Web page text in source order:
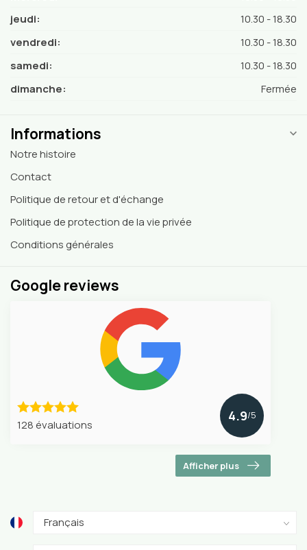
jeudi:
10.30 - 18.30
vendredi:
10.30 - 18.30
samedi:
10.30 - 18.30
dimanche:
Fermée
Informations
Notre histoire
Contact
Politique de retour et d'échange
Politique de protection de la vie privée
Conditions générales
Google reviews
128 évaluations
4.9/5
Afficher plus